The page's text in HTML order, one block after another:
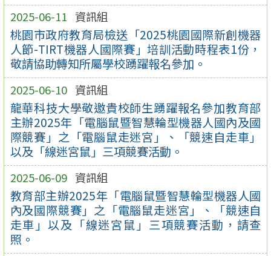
2025-06-11 資訊組
桃園市政府教育局檢送「2025桃園國際新創機器
人節-TIRT機器人國際賽」培訓活動時程表1份，
敬請協助轉知所屬學校踴躍報名參加。
2025-06-10 資訊組
龍華科技大學敬邀貴校師生踴躍報名參加教育部
主辦2025年「電腦鼠暨智慧輪型機器人國內及國
際競賽」之「電腦鼠走迷宮」、「競速自走車」
以及「線迷宮鼠」三項競賽活動。
2025-06-09 資訊組
教育部主辦2025年「電腦鼠暨智慧輪型機器人國
內及國際競賽」之「電腦鼠走迷宮」、「競速自
走車」以及「線迷宮鼠」三項競賽活動，請查
照。